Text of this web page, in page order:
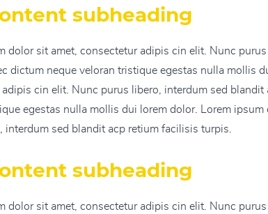
subheading
dolor sit amet, consectetur adipis cin elit. Nunc
dictum neque veloran tristique egestas nulla mollis
cin elit. Nunc purus libero, interdum sed
egestas nulla mollis dui lorem dolor. Lorem
interdum sed blandit acp retium facilisis turpis.
subheading
dolor sit amet, consectetur adipis cin elit. Nunc